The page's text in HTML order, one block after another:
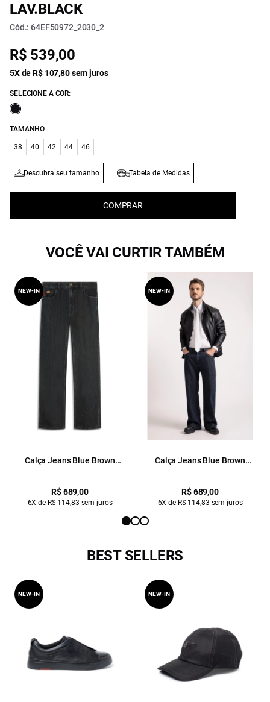
LAV.BLACK
Cód.: 64EF50972_2030_2
R$ 539,00
5X de R$ 107,80 sem juros
SELECIONE A COR:
TAMANHO
38 40 42 44 46
Descubra seu tamanho Tabela de Medidas
COMPRAR
VOCÊ VAI CURTIR TAMBÉM
Calça Jeans Blue Brown
R$ 689,00
6X de R$ 114,83 sem juros
NEW-IN
Calça Jeans Blue Brown
R$ 689,00
6X de R$ 114,83 sem juros
NEW-IN
BEST SELLERS
NEW-IN NEW-IN